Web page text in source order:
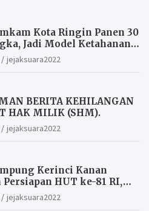
Kota Ringin Panen 30
Jadi Model Ketahanan
jejaksuara2022
BERITA KEHILANGAN
HAK MILIK (SHM).
jejaksuara2022
Kerinci Kanan
HUT ke-81 RI,
ikut Upacara
Raih Hadiah
jejaksuara2022